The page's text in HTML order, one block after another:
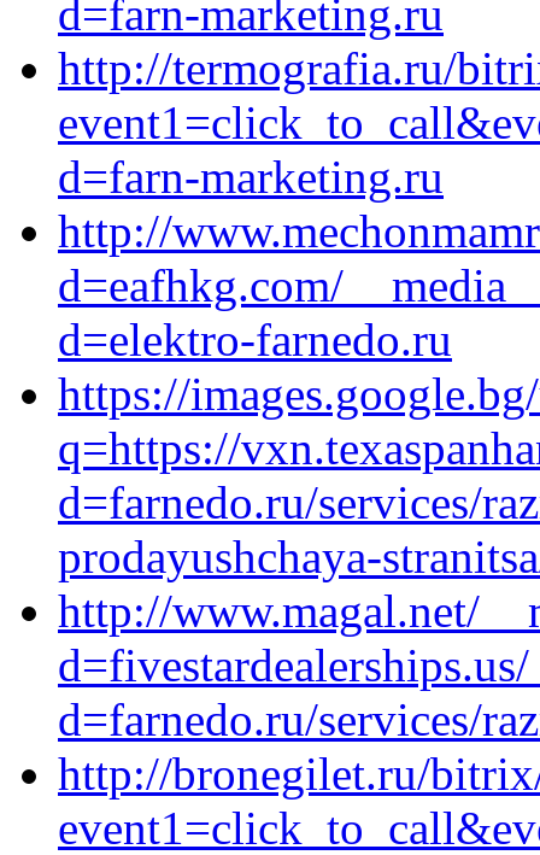
d=farn-marketing.ru
http://termografia.ru/
d=farn-marketing.ru
http://
d=eafhkg.com/
d=elektro-farnedo.ru
https://
q=https://
d=farnedo.ru/services/
prodayushchaya-
http://www.magal.net/
d=farnedo.ru/services/
http://bronegilet.ru/